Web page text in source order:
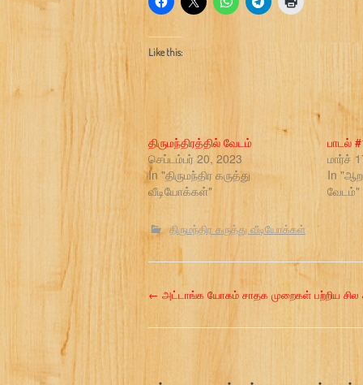
Like this:
திருமந்திரத்தில் வேடம்
செப்டம்பர் 20, 2023
In "திருமந்திர கருத்து
வீடியோக்கள்"
பாடல்
மார்ச்
In
வேடம்"
திருமந்திர கருத்து வீடியோக்கள்
P
o
← அட்டாங்க யோகம் சாதக முறைகள் பற்றிய சில